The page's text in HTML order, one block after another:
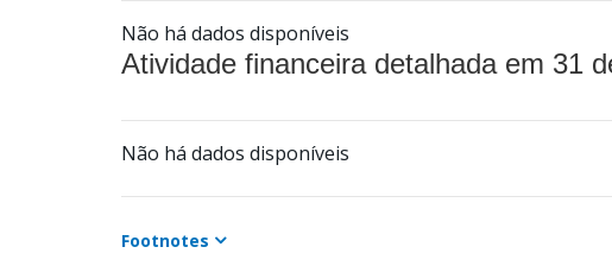
Não há dados disponíveis
Atividade financeira detalhada em 31
Não há dados disponíveis
Footnotes